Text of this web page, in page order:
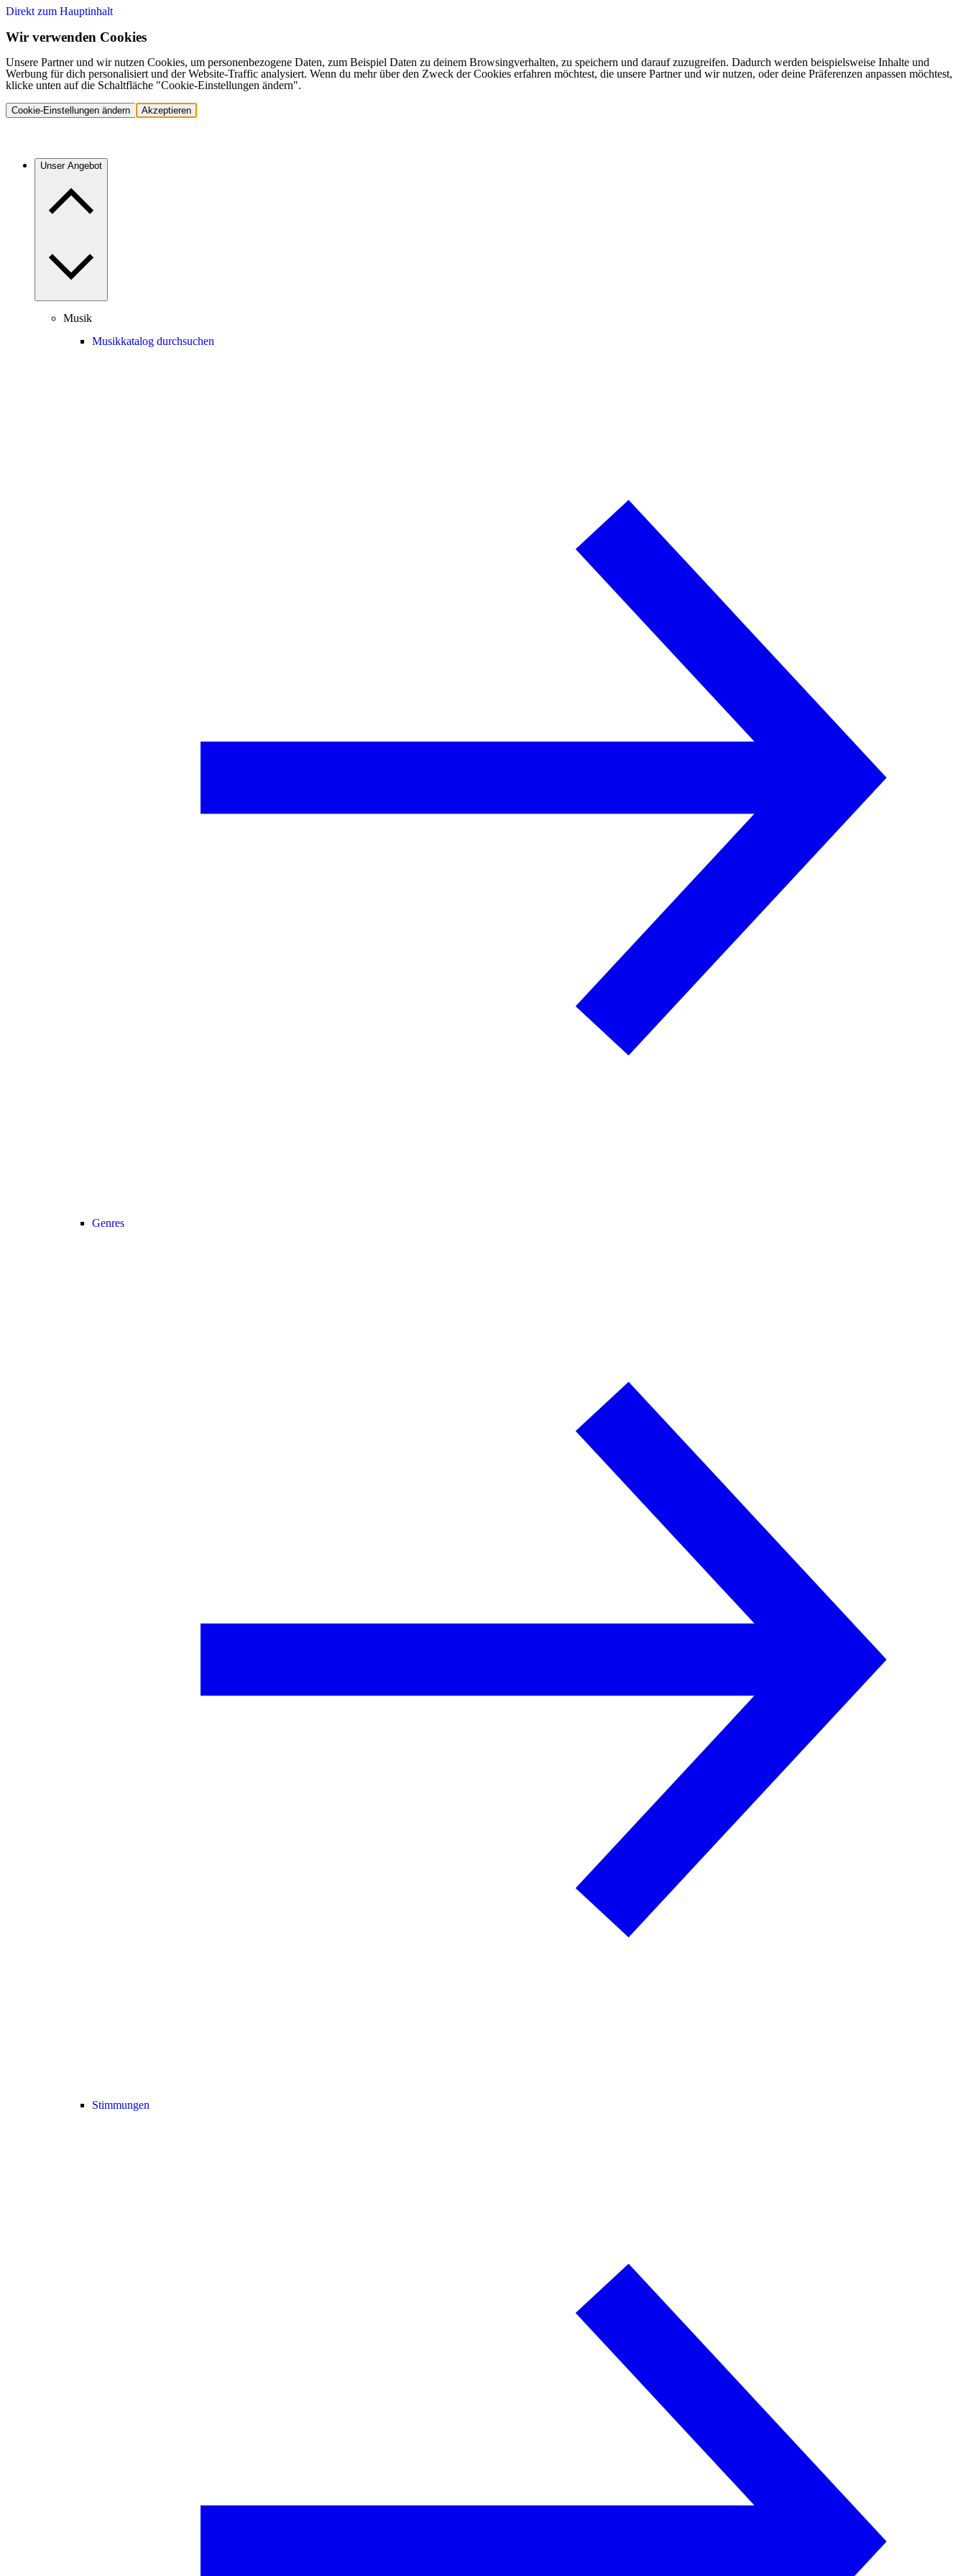
Direkt zum Hauptinhalt
Wir verwenden Cookies
Unsere Partner und wir nutzen Cookies, um personenbezogene Daten, zum Beispiel Daten zu deinem Browsingverhalten, zu speichern und darauf zuzugreifen. Dadurch werden beispielsweise Inhalte und
Werbung für dich personalisiert und der Website-Traffic analysiert. Wenn du mehr über den Zweck der Cookies erfahren möchtest, die unsere Partner und wir nutzen, oder deine Präferenzen anpassen möchtest,
klicke unten auf die Schaltfläche "Cookie-Einstellungen ändern".
Cookie-Einstellungen ändern Akzeptieren
Unser Angebot
Musik
Musikkatalog durchsuchen
Genres
Stimmungen